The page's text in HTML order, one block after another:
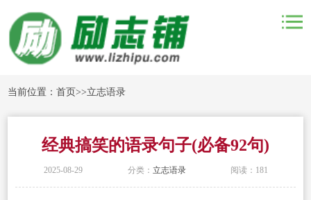
当前位置：首页>>立志语录
经典搞笑的语录句子(必备92句)
2025-08-29 分类： 立志语录 阅读：181